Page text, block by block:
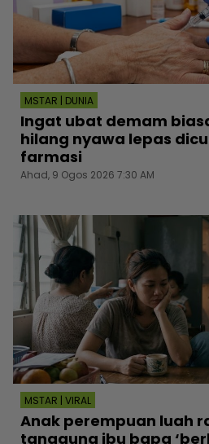
MSTAR | DUNIA
Ingat ubat demam
hilang nyawa lepas
farmasi
Ahad, 9 Ogos 2026 7:30 AM
MSTAR | VIRAL
Anak perempuan luah
tanggung ibu bapa